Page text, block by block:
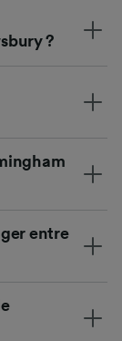
?
entre